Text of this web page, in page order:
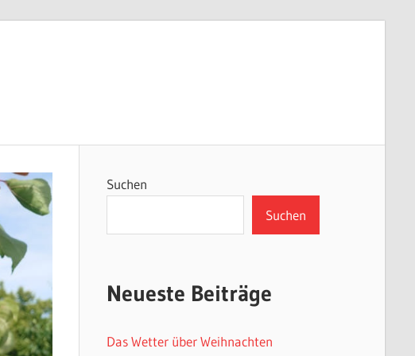
Suchen
Suchen
Neueste Beiträge
Das Wetter über Weihnachten